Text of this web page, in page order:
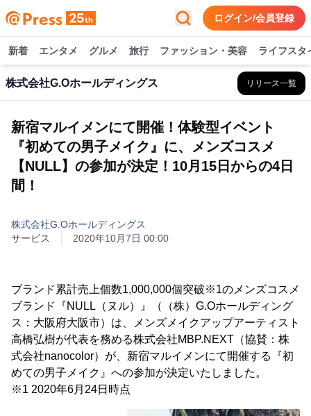
ログイン/会員登録
新着 エンタメ グルメ 旅行 ファッション・美容 ライフスタ
株式会社G.Oホールディングス リリース一覧
新宿マルイメンにて開催！体験型イベント
『初めての男子メイク』に、メンズコスメ
【NULL】の参加が決定！10⽉15⽇からの4日
間！
株式会社G.Oホールディングス
サービス
2020年10月7日 00:00
ブランド累計売上個数1,000,000個突破※1のメンズコスメ
ブランド『NULL（ヌル）』（（株）G.Oホールディング
ス：⼤阪府⼤阪市）は、メンズメイクアップアーティスト
高橋弘樹が代表を務める株式会社MBP.NEXT（協賛：株
式会社nanocolor）が、新宿マルイメンにて開催する『初
めての男子メイク』への参加が決定いたしました。
※1 2020年6⽉24⽇時点